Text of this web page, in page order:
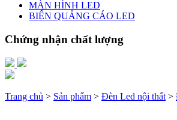
MÀN HÌNH LED
BIỂN QUẢNG CÁO LED
Chứng nhận chất lượng
Trang chủ > Sản phẩm > Đèn Led nội thất >